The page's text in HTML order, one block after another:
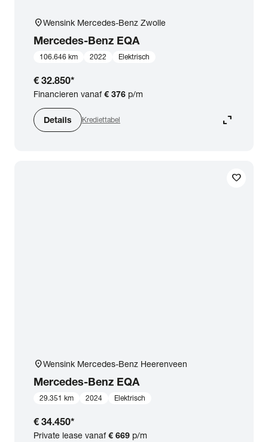
location_onWensink Mercedes-Benz Zwolle
Mercedes-Benz EQA
106.646 km 2022 Elektrisch
€ 32.850*
Financieren vanaf€ 376 p/m
Details Krediettabel expand_content
favorite
location_onWensink Mercedes-Benz Heerenveen
Mercedes-Benz EQA
29.351 km 2024 Elektrisch
€ 34.450*
Private lease vanaf€ 669 p/m